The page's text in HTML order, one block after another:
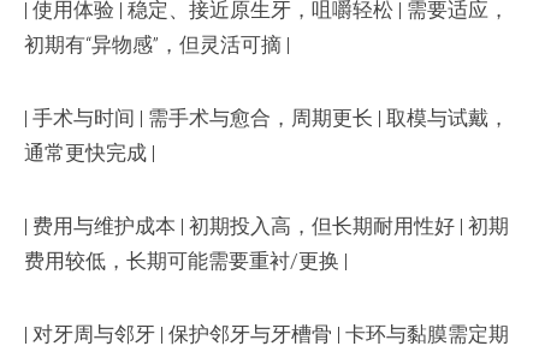
| 使用体验 | 稳定、接近原生牙，咀嚼轻松 | 需要适应，
初期有“异物感”，但灵活可摘 |
| 手术与时间 | 需手术与愈合，周期更长 | 取模与试戴，
通常更快完成 |
| 费用与维护成本 | 初期投入高，但长期耐用性好 | 初期
费用较低，长期可能需要重衬/更换 |
| 对牙周与邻牙 | 保护邻牙与牙槽骨 | 卡环与黏膜需定期